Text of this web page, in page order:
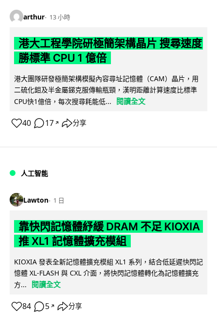
arthur 13 小時
港大工程學院研極簡架構晶片 搜尋速度
勝標準 CPU 1 億倍
港大團隊研發極簡架構模擬內容尋址記憶體（CAM）晶片，用
二硫化鉬及半金屬銻克服傳輸瓶頸，漢明距離計算速度比標準
CPU快1億倍，每次搜尋耗能低...
閱讀全文
40 17 ↗ 分享
人工智能
Lawton 1 日
靠快閃記憶體紓緩 DRAM 不足 KIOXIA
推 XL1 記憶體擴充模組
KIOXIA 發表全新記憶體擴充模組 XL1 系列，結合低延遲快閃記
憶體 XL-FLASH 與 CXL 介面，將快閃記憶體轉化為記憶體擴充
方...
閱讀全文
84 5 ↗ 分享